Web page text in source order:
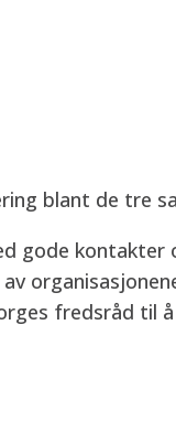
blant de tre
gode kontakter
fredsråd til